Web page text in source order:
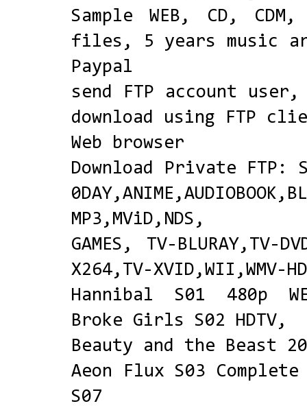
Sample WEB, CD,
files, 5 years music
Paypal
send FTP account
download using FTP
Web browser
Download Private FTP:
MP3,MViD,NDS,
GAMES, TV-BLURAY,TV-
X264,TV-XVID,WII,WMV-
Hannibal S01 480p
Broke Girls S02 HDTV,
Beauty and the Beast
Aeon Flux S03
S07